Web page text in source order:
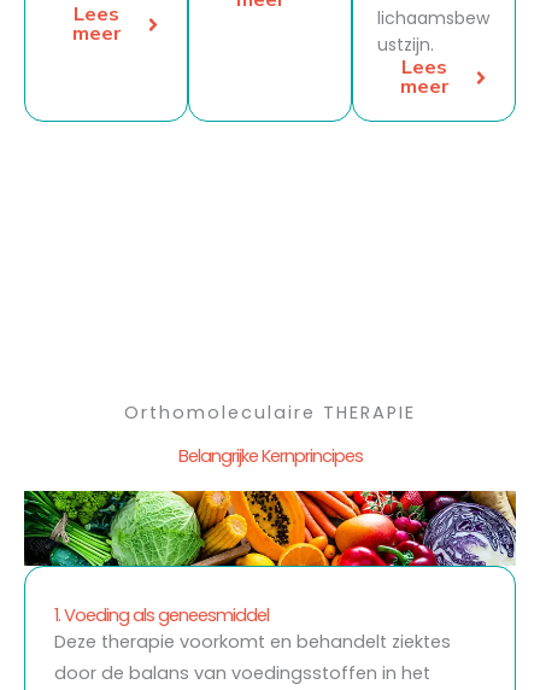
Lees
meer
lichaamsbew
ustzijn.
Lees
meer
Orthomoleculaire THERAPIE
Belangrijke Kernprincipes
1. Voeding als geneesmiddel
Deze therapie voorkomt en behandelt ziektes
door de balans van voedingsstoffen in het